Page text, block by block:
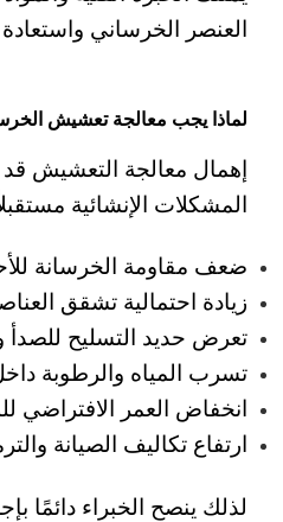
العنصر الخرساني واستعادة
لماذا يجب معالجة تعشيش
إهمال معالجة التعشيش قد
المشكلات الإنشائية
ضعف مقاومة الخرسانة
زيادة احتمالية تشقق
تعرض حديد التسليح للصدأ
تسرب المياه والرطوبة
انخفاض العمر الافتراضي
ارتفاع تكاليف الصيانة
لذلك ينصح الخبراء دائمًا